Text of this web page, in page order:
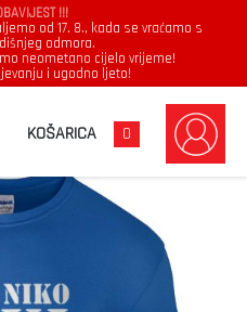
!!!
od 17. 8., kada se vraćamo s
odmora.
neometano cijelo vrijeme!
i ugodno ljeto!
KOŠARICA 0
NEĆE NIKO NIKI GOVORIT KOLIKO ĆE NIKO POPIT